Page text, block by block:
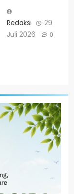
Redaksi
29
Juli 2026
0